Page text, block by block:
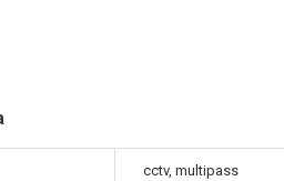
cctv, multipass